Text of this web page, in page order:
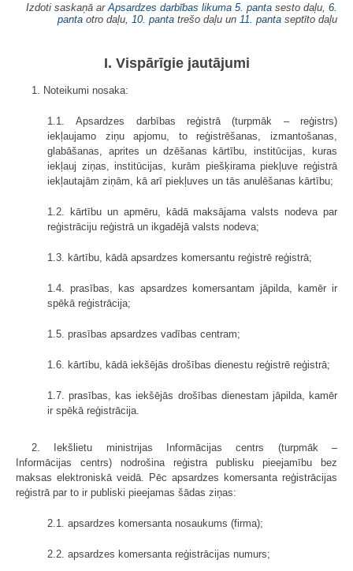
Izdoti saskaņā ar Apsardzes darbības likuma 5. panta sesto daļu, 6.
panta otro daļu, 10. panta trešo daļu un 11. panta septīto daļu
I. Vispārīgie jautājumi
1. Noteikumi nosaka:
1.1. Apsardzes darbības reģistrā (turpmāk – reģistrs)
iekļaujamo ziņu apjomu, to reģistrēšanas, izmantošanas,
glabāšanas, aprites un dzēšanas kārtību, institūcijas, kuras
iekļauj ziņas, institūcijas, kurām piešķirama piekļuve reģistrā
iekļautajām ziņām, kā arī piekļuves un tās anulēšanas kārtību;
1.2. kārtību un apmēru, kādā maksājama valsts nodeva par
reģistrāciju reģistrā un ikgadējā valsts nodeva;
1.3. kārtību, kādā apsardzes komersantu reģistrē reģistrā;
1.4. prasības, kas apsardzes komersantam jāpilda, kamēr ir
spēkā reģistrācija;
1.5. prasības apsardzes vadības centram;
1.6. kārtību, kādā iekšējās drošības dienestu reģistrē reģistrā;
1.7. prasības, kas iekšējās drošības dienestam jāpilda, kamēr
ir spēkā reģistrācija.
2. Iekšlietu ministrijas Informācijas centrs (turpmāk –
Informācijas centrs) nodrošina reģistra publisku pieejamību bez
maksas elektroniskā veidā. Pēc apsardzes komersanta reģistrācijas
reģistrā par to ir publiski pieejamas šādas ziņas:
2.1. apsardzes komersanta nosaukums (firma);
2.2. apsardzes komersanta reģistrācijas numurs;